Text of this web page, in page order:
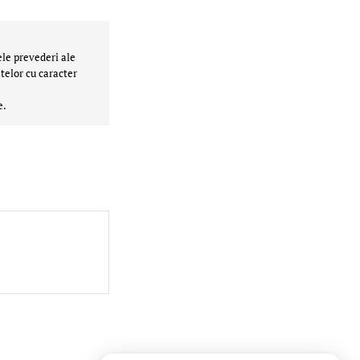
prevederi ale
cu caracter